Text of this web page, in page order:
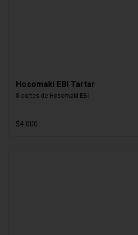
Hosomaki EBI Tartar
8 cortes de Hosomaki EBI
$4.000